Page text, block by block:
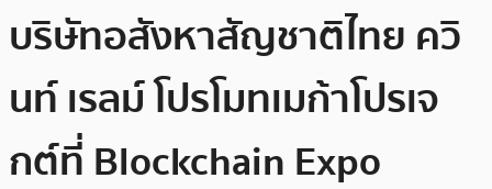
บริษัทอสังหาสัญชาติไทย ควิ
นท์ เรลม์ โปรโมทเมก้าโปรเจ
กต์ที่ Blockchain Expo